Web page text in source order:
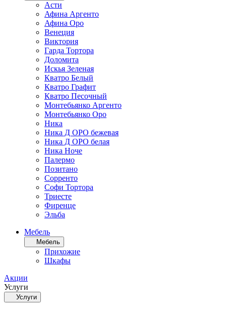
Асти
Афина Аргенто
Афина Оро
Венеция
Виктория
Гарда Тортора
Доломита
Искья Зеленая
Кватро Белый
Кватро Графит
Кватро Песочный
Монтебьянко Аргенто
Монтебьянко Оро
Ника
Ника Д ОРО бежевая
Ника Д ОРО белая
Ника Ноче
Палермо
Позитано
Сорренто
Софи Тортора
Триесте
Фиренце
Эльба
Мебель
Мебель
Прихожие
Шкафы
Акции
Услуги
Услуги